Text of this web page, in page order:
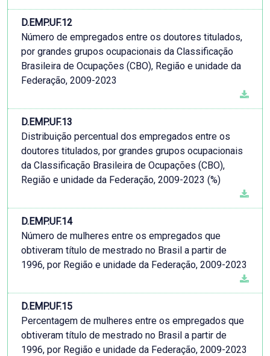
D.EMP.UF.12
Número de empregados entre os doutores titulados,
por grandes grupos ocupacionais da Classificação
Brasileira de Ocupações (CBO), Região e unidade da
Federação, 2009-2023
D.EMP.UF.13
Distribuição percentual dos empregados entre os
doutores titulados, por grandes grupos ocupacionais
da Classificação Brasileira de Ocupações (CBO),
Região e unidade da Federação, 2009-2023 (%)
D.EMP.UF.14
Número de mulheres entre os empregados que
obtiveram título de mestrado no Brasil a partir de
1996, por Região e unidade da Federação, 2009-2023
D.EMP.UF.15
Percentagem de mulheres entre os empregados que
obtiveram título de mestrado no Brasil a partir de
1996, por Região e unidade da Federação, 2009-2023